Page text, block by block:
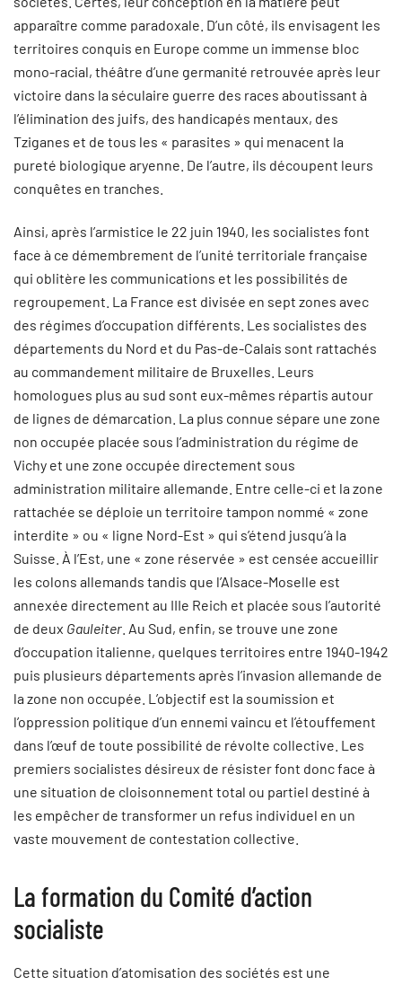
apparaître comme paradoxale. D’un côté, ils envisagent les
territoires conquis en Europe comme un immense bloc
mono-racial, théâtre d’une germanité retrouvée après leur
victoire dans la séculaire guerre des races aboutissant à
l’élimination des juifs, des handicapés mentaux, des
Tziganes et de tous les « parasites » qui menacent la
pureté biologique aryenne. De l’autre, ils découpent leurs
conquêtes en tranches.
Ainsi, après l’armistice le 22 juin 1940, les socialistes font
face à ce démembrement de l’unité territoriale française
qui oblitère les communications et les possibilités de
regroupement. La France est divisée en sept zones avec
des régimes d’occupation différents. Les socialistes des
départements du Nord et du Pas-de-Calais sont rattachés
au commandement militaire de Bruxelles. Leurs
homologues plus au sud sont eux-mêmes répartis autour
de lignes de démarcation. La plus connue sépare une zone
non occupée placée sous l’administration du régime de
Vichy et une zone occupée directement sous
administration militaire allemande. Entre celle-ci et la zone
rattachée se déploie un territoire tampon nommé « zone
interdite » ou « ligne Nord-Est » qui s’étend jusqu’à la
Suisse. À l’Est, une « zone réservée » est censée accueillir
les colons allemands tandis que l’Alsace-Moselle est
annexée directement au IIIe Reich et placée sous l’autorité
de deux Gauleiter . Au Sud, enfin, se trouve une zone
d’occupation italienne, quelques territoires entre 1940-1942
puis plusieurs départements après l’invasion allemande de
la zone non occupée. L’objectif est la soumission et
l’oppression politique d’un ennemi vaincu et l’étouffement
dans l’œuf de toute possibilité de révolte collective. Les
premiers socialistes désireux de résister font donc face à
une situation de cloisonnement total ou partiel destiné à
les empêcher de transformer un refus individuel en un
vaste mouvement de contestation collective.
La formation du Comité d’action
socialiste
Cette situation d’atomisation des sociétés est une